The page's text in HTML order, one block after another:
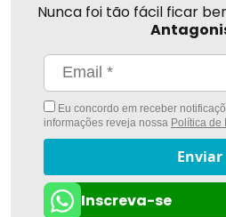
Nunca foi tão fácil ficar
Eu concordo em receber
informações reveja nossa Política de
Enviar
Inscreva-se